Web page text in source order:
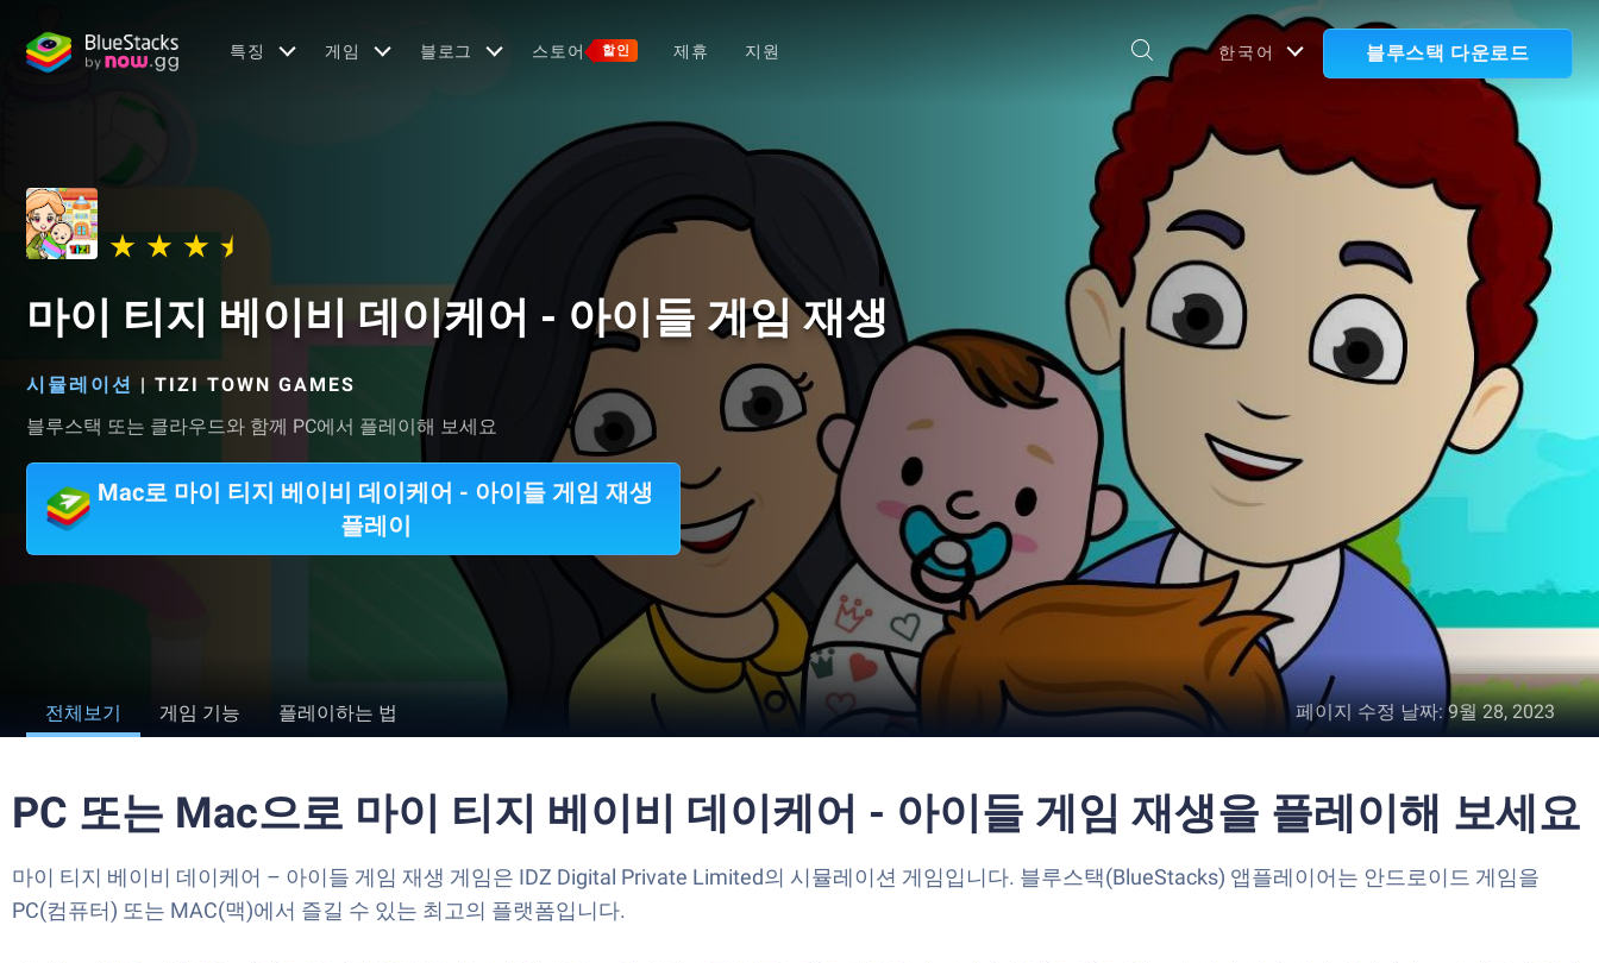
특징 게임 블로그 스토어 할인 제휴 지원 한국어 블루스택 다운로드
마이 티지 베이비 데이케어 - 아이들 게임 재생
시뮬레이션 | TIZI TOWN GAMES
블루스택 또는 클라우드와 함께 PC에서 플레이해 보세요
Mac로 마이 티지 베이비 데이케어 - 아이들 게임 재생
플레이
전체보기 게임 기능 플레이하는 법 페이지 수정 날짜:9월 28, 2023
PC 또는 Mac으로 마이 티지 베이비 데이케어 - 아이들 게임 재생을 플레이해 보세요
마이 티지 베이비 데이케어 – 아이들 게임 재생 게임은 IDZ Digital Private Limited의 시뮬레이션 게임입니다. 블루스택(BlueStacks) 앱플레이어는 안드로이드 게임을
PC(컴퓨터) 또는 MAC(맥)에서 즐길 수 있는 최고의 플랫폼입니다.